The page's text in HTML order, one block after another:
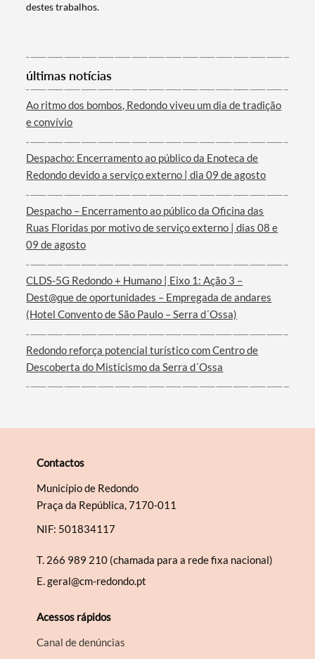
Termo de Pesquisa
Categorias gerais
Filtros
destes trabalhos.
últimas notícias
Ao ritmo dos bombos, Redondo viveu um dia de tradição
e convívio
Despacho: Encerramento ao público da Enoteca de
Redondo devido a serviço externo | dia 09 de agosto
Despacho – Encerramento ao público da Oficina das
Ruas Floridas por motivo de serviço externo | dias 08 e
09 de agosto
CLDS-5G Redondo + Humano | Eixo 1: Ação 3 –
Dest@que de oportunidades – Empregada de andares
(Hotel Convento de São Paulo – Serra d´Ossa)
Redondo reforça potencial turístico com Centro de
Descoberta do Misticismo da Serra d´Ossa
Contactos
Município de Redondo
Praça da República, 7170-011
NIF: 501834117
T. 266 989 210 (chamada para a rede fixa nacional)
E.geral@cm-redondo.pt
Acessos rápidos
Canal de denúncias